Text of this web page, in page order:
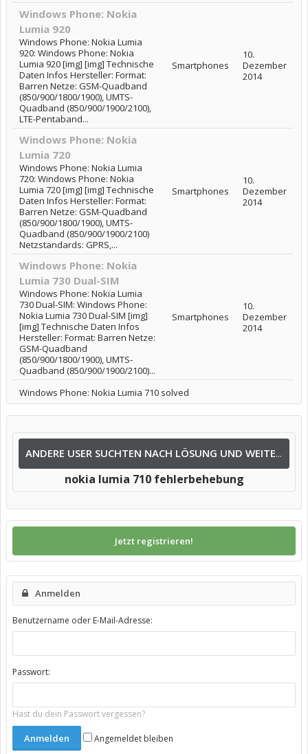
Windows Phone: Nokia
Lumia 920
Windows Phone: Nokia Lumia
920: Windows Phone: Nokia
Lumia 920 [img] [img] Technische
Daten Infos Hersteller: Format:
Barren Netze: GSM-Quadband
(850/900/1800/1900), UMTS-
Quadband (850/900/1900/2100),
LTE-Pentaband...
Smartphones
10.
Dezember
2014
Windows Phone: Nokia
Lumia 720
Windows Phone: Nokia Lumia
720: Windows Phone: Nokia
Lumia 720 [img] [img] Technische
Daten Infos Hersteller: Format:
Barren Netze: GSM-Quadband
(850/900/1800/1900), UMTS-
Quadband (850/900/1900/2100)
Netzstandards: GPRS,...
Smartphones
10.
Dezember
2014
Windows Phone: Nokia
Lumia 730 Dual-SIM
Windows Phone: Nokia Lumia
730 Dual-SIM: Windows Phone:
Nokia Lumia 730 Dual-SIM [img]
[img] Technische Daten Infos
Hersteller: Format: Barren Netze:
GSM-Quadband
(850/900/1800/1900), UMTS-
Quadband (850/900/1900/2100)...
Smartphones
10.
Dezember
2014
Windows Phone: Nokia Lumia 710 solved
ANDERE USER SUCHTEN NACH LÖSUNG UND WEITEREN INFOS NACH:
nokia lumia 710 fehlerbehebung
Jetzt registrieren!
Anmelden
Benutzername oder E-Mail-Adresse:
Passwort:
Hast du dein Passwort vergessen?
Angemeldet bleiben